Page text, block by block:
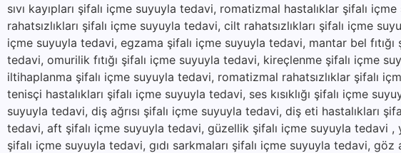
sıvı kayıpları şifalı içme suyuyla tedavi, romatizmal hastalıklar şifalı
rahatsızlıkları şifalı içme suyuyla tedavi, cilt rahatsızlıkları şifalı içme
içme suyuyla tedavi, egzama şifalı içme suyuyla tedavi, mantar bel
tedavi, omurilik fıtığı şifalı içme suyuyla tedavi, kireçlenme şifalı içme
iltihaplanma şifalı içme suyuyla tedavi, romatizmal rahatsızlıklar şifalı
tenisçi hastalıkları şifalı içme suyuyla tedavi, ses kısıklığı şifalı içme
suyuyla tedavi, diş ağrısı şifalı içme suyuyla tedavi, diş eti hastalıkları
tedavi, aft şifalı içme suyuyla tedavi, güzellik şifalı içme suyuyla tedavi ,
şifalı içme suyuyla tedavi, gıdı sarkmaları şifalı içme suyuyla tedavi,